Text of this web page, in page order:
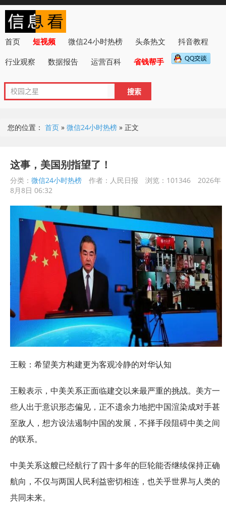
首页 短视频 微信24小时热榜 头条热文
抖音教程
行业观察
数据报告 运营百科 省钱帮手
您的位置： 首页 » 微信24小时热榜 » 正文
这事，美国别指望了！
分类： 微信24小时热榜 作者：人民日报 浏览：101346
2026年
8月8日 06:32
王毅：希望美方构建更为客观冷静的对华认知
王毅表示，中美关系正面临建交以来最严重的挑战。美方一
些人出于意识形态偏见，正不遗余力地把中国渲染成对手甚
至敌人，想方设法遏制中国的发展，不择手段阻碍中美之间
的联系。
中美关系这艘已经航行了四十多年的巨轮能否继续保持正确
航向，不仅与两国人民利益密切相连，也关乎世界与人类的
共同未来。